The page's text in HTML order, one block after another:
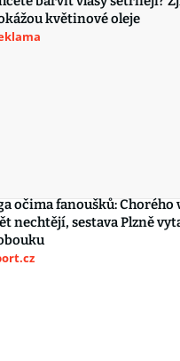
květinové oleje
očima fanoušků: Chorého
nechtějí, sestava Plzně